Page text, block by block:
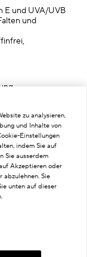
E und UVA/UVB
und
Aussetzen der
weich und
zu analysieren,
und Inhalte von
Einstellungen
indem Sie auf
Sie ausserdem
Akzeptieren oder
abzulehnen. Sie
unten auf dieser